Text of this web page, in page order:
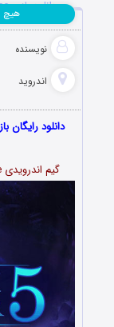
دانلود بازی Demon Hunter 5: Ascendance برای اندروید
نویسنده
اندروید
هیچ
گیم اندرویدی Demon Hunter 5: Ascendance همراه با دیتا